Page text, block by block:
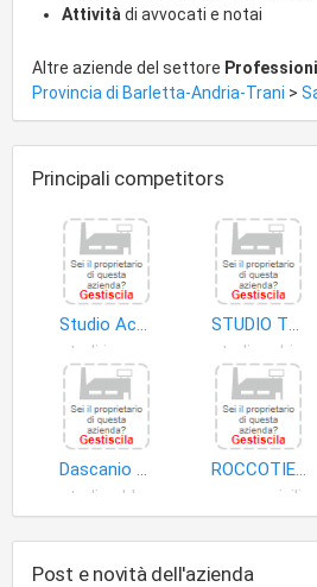
Attività di avvocati e notai
Altre aziende del settore
Provincia di Barletta-Andria-Trani >
Principali competitors
Studio Ac3 S.n.c. di Cagnazzi Raffaele Michele & C
STUDIO TECNICO AP
Dascanio Giuseppe
ROCCOTIELLO LUCIA ANNA ANGELA
cause civili
Post e novità dell'azienda